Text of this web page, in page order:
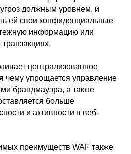
должным уровнем, и
ей свои конфиденциальные
информацию или
централизованное
чему упрощается управление
брандмауэра, а также
больше
и активности в веб-
преимуществ WAF также